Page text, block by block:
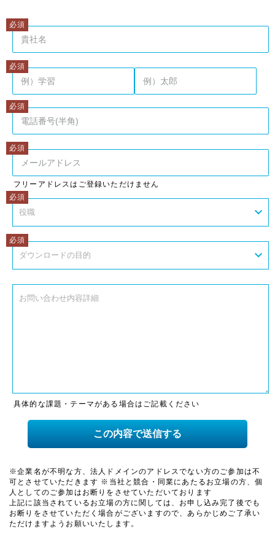
姓
フリーアドレスはご登録いただけません
具体的な課題・テーマがある場合はご記載ください
※企業名が不明な方、法人ドメインのアドレスでない方のご参加は不
可とさせていただきます ※当社と競合・同業にあたるお立場の方、個
人としてのご参加はお断りをさせていただいております
上記に該当されているお立場の方に関しては、お申し込み完了後でも
お断りをさせていただく場合がございますので、あらかじめご了承い
ただけますようお願いいたします。